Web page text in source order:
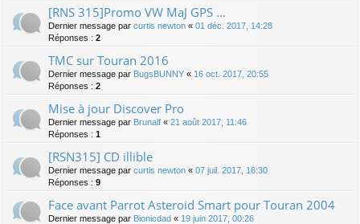
[RNS 315]Promo VW MaJ GPS ...
Dernier message par curtis newton « 01 déc. 2017, 14:28
Réponses : 2
TMC sur Touran 2016
Dernier message par BugsBUNNY « 16 oct. 2017, 20:55
Réponses : 2
Mise à jour Discover Pro
Dernier message par Brunalf « 21 août 2017, 11:46
Réponses : 1
[RSN315] CD illible
Dernier message par curtis newton « 07 juil. 2017, 16:30
Réponses : 9
Face avant Parrot Asteroid Smart pour Touran 2004
Dernier message par Bionicdad « 19 juin 2017, 00:26